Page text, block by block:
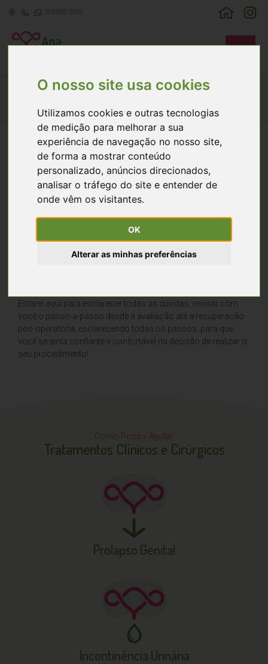
O nosso site usa cookies
Utilizamos cookies e outras tecnologias
de medição para melhorar a sua
experiência de navegação no nosso site,
de forma a mostrar conteúdo
personalizado, anúncios direcionados,
analisar o tráfego do site e entender de
onde vêm os visitantes.
OK
Alterar as minhas preferências
51 99818-9992
Home>Cirurgia sem Medo > Você tem Medo de Cirurgia?
Se você tem medo de cirurgia, não se preocupe, isto é
bastante normal. Afinal, todos tememos por alguma situação
nova, e que, muitas vezes, não entendemos completamente.
muito, tornaram-se mais seguras, e com riscos muito
menores. Além disso, todas as fases do atendimento
hospitalar, desde a entrada da paciente até a sua alta,
obedecem a regras bem estabelecidas, que são fiscalizadas
Estarei aqui para esclarecer todas as dúvidas, revisar com
você o passo-a-passo desde a avaliação até a recuperação
pós-operatória, esclarecendo todas os passos, para que
você se sinta confiante e confortável na decisão de realizar o
seu procedimento!
Como Posso Ajudar
Tratamentos Clínicos e Cirúrgicos
Prolapso Genital
Incontinência Urinária